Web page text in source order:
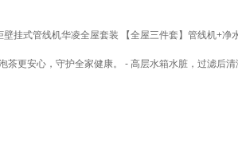
挂式管线机华凌全屋套装 【全屋三件套】管线机+净
更安心，守护全家健康。 - 高层水箱水脏，过滤后